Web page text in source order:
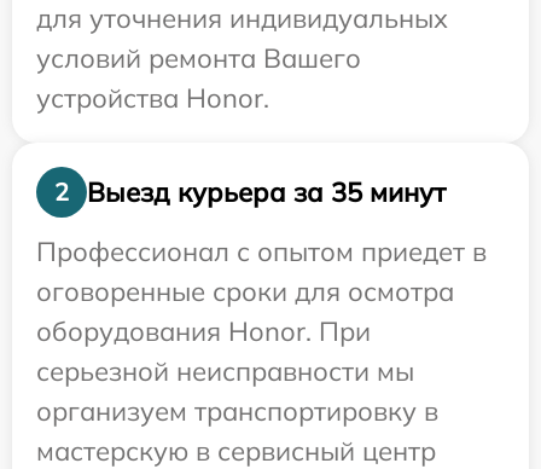
для уточнения индивидуальных
условий ремонта Вашего
устройства Honor.
2
Выезд курьера за 35 минут
Профессионал с опытом приедет в
оговоренные сроки для осмотра
оборудования Honor. При
серьезной неисправности мы
организуем транспортировку в
мастерскую в сервисный центр